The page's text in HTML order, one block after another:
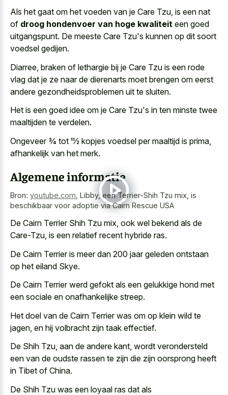
Als het gaat om het voeden van je Care Tzu, is een nat
of droog hondenvoer van hoge kwaliteit een goed
uitgangspunt. De meeste Care Tzu's kunnen op dit soort
voedsel gedijen.
Diarree, braken of lethargie bij je Care Tzu is een rode
vlag dat je ze naar de dierenarts moet brengen om eerst
andere gezondheidsproblemen uit te sluiten.
Het is een goed idee om je Care Tzu's in ten minste twee
maaltijden te verdelen.
Ongeveer 3⁄4 tot 11⁄2 kopjes voedsel per maaltijd is prima,
afhankelijk van het merk.
Algemene informatie
Bron: youtube.com Libby, een Terrier-Shih Tzu mix, is
beschikbaar voor adoptie via Cairn Rescue USA
De Cairn Terrier Shih Tzu mix, ook wel bekend als de
Care-Tzu, is een relatief recent hybride ras.
De Cairn Terrier is meer dan 200 jaar geleden ontstaan
op het eiland Skye.
De Cairn Terrier werd gefokt als een gelukkige hond met
een sociale en onafhankelijke streep.
Het doel van de Cairn Terrier was om op klein wild te
jagen, en hij volbracht zijn taak effectief.
De Shih Tzu, aan de andere kant, wordt verondersteld
een van de oudste rassen te zijn die zijn oorsprong heeft
in Tibet of China.
De Shih Tzu was een loyaal ras dat als